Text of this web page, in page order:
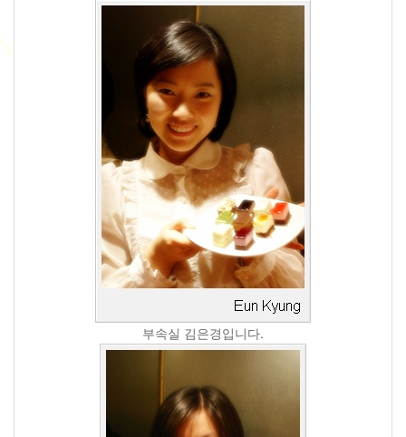
부속실 김은경입니다.